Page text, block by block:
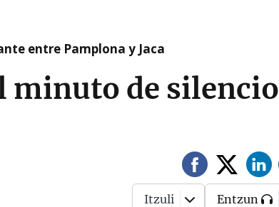
entre Pamplona y Jaca
minuto de silencio
Itzuli Entzun